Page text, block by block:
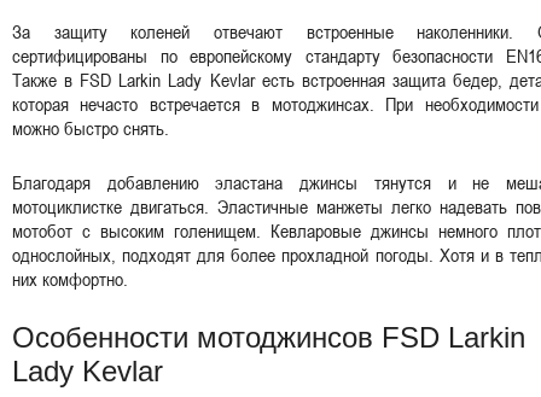
За защиту коленей отвечают встроенные наколенники.
сертифицированы по европейскому стандарту безопасности
Также в FSD Larkin Lady Kevlar есть встроенная защита бедер,
которая нечасто встречается в мотоджинсах. При
можно быстро снять.
Благодаря добавлению эластана джинсы тянутся и не
мотоциклистке двигаться. Эластичные манжеты легко надевать
мотобот с высоким голенищем. Кевларовые джинсы немного
однослойных, подходят для более прохладной погоды. Хотя и в
них комфортно.
Особенности мотоджинсов FSD Larkin
Lady Kevlar